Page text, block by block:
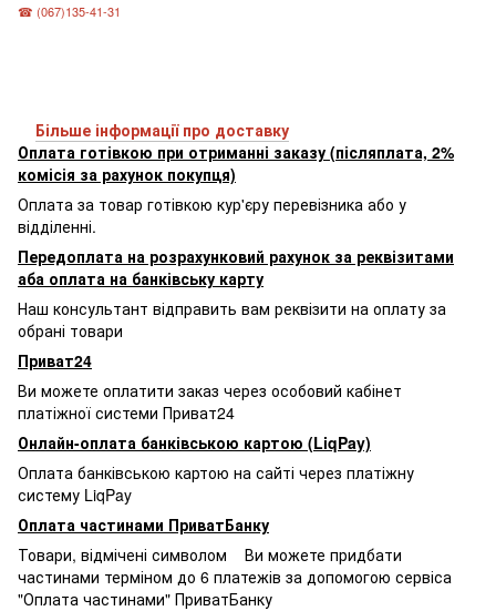
☎ (067)135-41-31
Більше інформації про доставку
Оплата готівкою при отриманні заказу (післяплата, 2%
комісія за рахунок покупця)
Оплата за товар готівкою кур'єру перевізника або у
відділенні.
Передоплата на розрахунковий рахунок за реквізитами
аба оплата на банківську карту
Наш консультант відправить вам реквізити на оплату за
обрані товари
Приват24
Ви можете оплатити заказ через особовий кабінет
платіжної системи Приват24
Онлайн-оплата банківською картою (LiqPay)
Оплата банківською картою на сайті через платіжну
систему LiqPay
Оплата частинами ПриватБанку
Товари, відмічені символом
Ви можете придбати
частинами терміном до 6 платежів за допомогою сервіса
"Оплата частинами" ПриватБанку